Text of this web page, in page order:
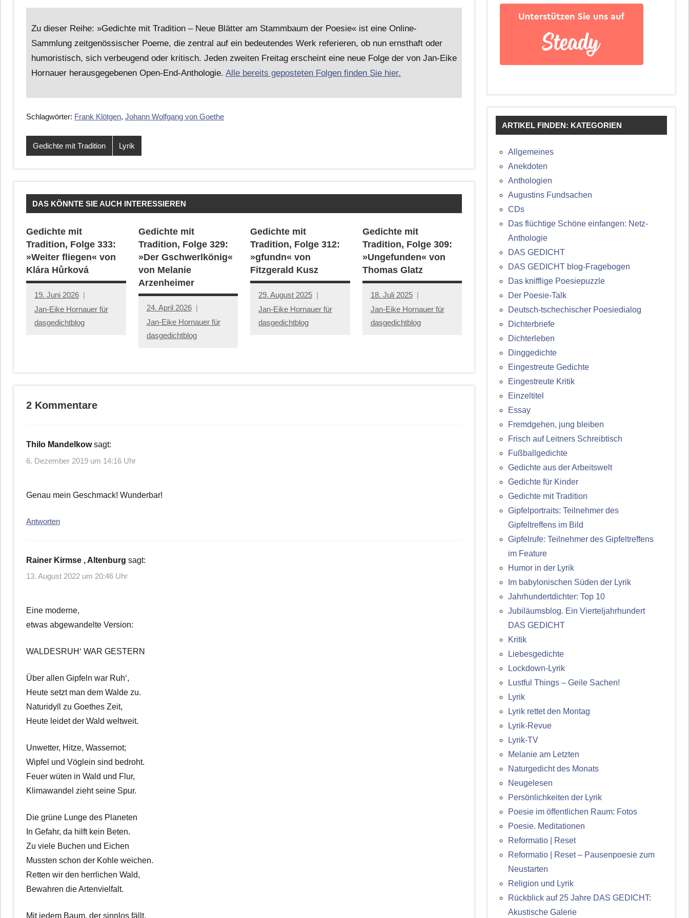
Zu dieser Reihe: »Gedichte mit Tradition – Neue Blätter am Stammbaum der Poesie« ist eine Online-
Sammlung zeitgenössischer Poeme, die zentral auf ein bedeutendes Werk referieren, ob nun ernsthaft oder
humoristisch, sich verbeugend oder kritisch. Jeden zweiten Freitag erscheint eine neue Folge der von Jan-Eike
Hornauer herausgegebenen Open-End-Anthologie. Alle bereits geposteten Folgen finden Sie hier.
Schlagwörter: Frank Klötgen, Johann Wolfgang von Goethe
Gedichte mit Tradition Lyrik
DAS KÖNNTE SIE AUCH INTERESSIEREN
Gedichte mit
Tradition, Folge 333:
»Weiter fliegen« von
Klára Hůrková
19. Juni 2026
Jan-Eike Hornauer für
dasgedichtblog
Gedichte mit
Tradition, Folge 329:
»Der Gschwerlkönig«
von Melanie
Arzenheimer
24. April 2026
Jan-Eike Hornauer für
dasgedichtblog
Gedichte mit
Tradition, Folge 312:
»gfundn« von
Fitzgerald Kusz
29. August 2025
Jan-Eike Hornauer für
dasgedichtblog
Gedichte mit
Tradition, Folge 309:
»Ungefunden« von
Thomas Glatz
18. Juli 2025
Jan-Eike Hornauer für
dasgedichtblog
2 Kommentare
Thilo Mandelkow sagt:
6. Dezember 2019 um 14:16 Uhr
Genau mein Geschmack! Wunderbar!
Antworten
Rainer Kirmse , Altenburg sagt:
13. August 2022 um 20:46 Uhr
Eine moderne,
etwas abgewandelte Version:
WALDESRUH‘ WAR GESTERN
Über allen Gipfeln war Ruh‘,
Heute setzt man dem Walde zu.
Naturidyll zu Goethes Zeit,
Heute leidet der Wald weltweit.
Unwetter, Hitze, Wassernot;
Wipfel und Vöglein sind bedroht.
Feuer wüten in Wald und Flur,
Klimawandel zieht seine Spur.
Die grüne Lunge des Planeten
In Gefahr, da hilft kein Beten.
Zu viele Buchen und Eichen
Mussten schon der Kohle weichen.
Retten wir den herrlichen Wald,
Bewahren die Artenvielfalt.
Mit jedem Baum, der sinnlos fällt,
ARTIKEL FINDEN: KATEGORIEN
Allgemeines
Anekdoten
Anthologien
Augustins Fundsachen
CDs
Das flüchtige Schöne einfangen: Netz-
Anthologie
DAS GEDICHT
DAS GEDICHT blog-Fragebogen
Das knifflige Poesiepuzzle
Der Poesie-Talk
Deutsch-tschechischer Poesiedialog
Dichterbriefe
Dichterleben
Dinggedichte
Eingestreute Gedichte
Eingestreute Kritik
Einzeltitel
Essay
Fremdgehen, jung bleiben
Frisch auf Leitners Schreibtisch
Fußballgedichte
Gedichte aus der Arbeitswelt
Gedichte für Kinder
Gedichte mit Tradition
Gipfelportraits: Teilnehmer des
Gipfeltreffens im Bild
Gipfelrufe: Teilnehmer des Gipfeltreffens
im Feature
Humor in der Lyrik
Im babylonischen Süden der Lyrik
Jahrhundertdichter: Top 10
Jubiläumsblog. Ein Vierteljahrhundert
DAS GEDICHT
Kritik
Liebesgedichte
Lockdown-Lyrik
Lustful Things – Geile Sachen!
Lyrik
Lyrik rettet den Montag
Lyrik-Revue
Lyrik-TV
Melanie am Letzten
Naturgedicht des Monats
Neugelesen
Persönlichkeiten der Lyrik
Poesie im öffentlichen Raum: Fotos
Poesie. Meditationen
Reformatio | Reset
Reformatio | Reset – Pausenpoesie zum
Neustarten
Religion und Lyrik
Rückblick auf 25 Jahre DAS GEDICHT:
Akustische Galerie